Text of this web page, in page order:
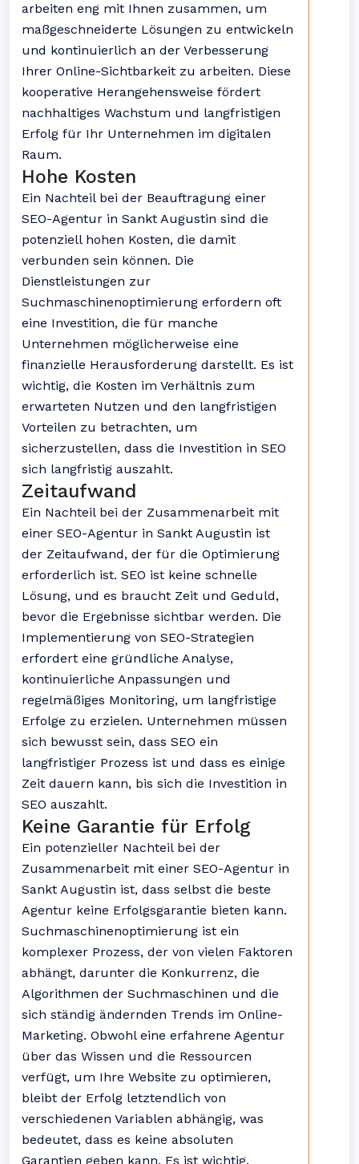
arbeiten eng mit Ihnen zusammen, um
maßgeschneiderte Lösungen zu entwickeln
und kontinuierlich an der Verbesserung
Ihrer Online-Sichtbarkeit zu arbeiten. Diese
kooperative Herangehensweise fördert
nachhaltiges Wachstum und langfristigen
Erfolg für Ihr Unternehmen im digitalen
Raum.
Hohe Kosten
Ein Nachteil bei der Beauftragung einer
SEO-Agentur in Sankt Augustin sind die
potenziell hohen Kosten, die damit
verbunden sein können. Die
Dienstleistungen zur
Suchmaschinenoptimierung erfordern oft
eine Investition, die für manche
Unternehmen möglicherweise eine
finanzielle Herausforderung darstellt. Es ist
wichtig, die Kosten im Verhältnis zum
erwarteten Nutzen und den langfristigen
Vorteilen zu betrachten, um
sicherzustellen, dass die Investition in SEO
sich langfristig auszahlt.
Zeitaufwand
Ein Nachteil bei der Zusammenarbeit mit
einer SEO-Agentur in Sankt Augustin ist
der Zeitaufwand, der für die Optimierung
erforderlich ist. SEO ist keine schnelle
Lösung, und es braucht Zeit und Geduld,
bevor die Ergebnisse sichtbar werden. Die
Implementierung von SEO-Strategien
erfordert eine gründliche Analyse,
kontinuierliche Anpassungen und
regelmäßiges Monitoring, um langfristige
Erfolge zu erzielen. Unternehmen müssen
sich bewusst sein, dass SEO ein
langfristiger Prozess ist und dass es einige
Zeit dauern kann, bis sich die Investition in
SEO auszahlt.
Keine Garantie für Erfolg
Ein potenzieller Nachteil bei der
Zusammenarbeit mit einer SEO-Agentur in
Sankt Augustin ist, dass selbst die beste
Agentur keine Erfolgsgarantie bieten kann.
Suchmaschinenoptimierung ist ein
komplexer Prozess, der von vielen Faktoren
abhängt, darunter die Konkurrenz, die
Algorithmen der Suchmaschinen und die
sich ständig ändernden Trends im Online-
Marketing. Obwohl eine erfahrene Agentur
über das Wissen und die Ressourcen
verfügt, um Ihre Website zu optimieren,
bleibt der Erfolg letztendlich von
verschiedenen Variablen abhängig, was
bedeutet, dass es keine absoluten
Garantien geben kann. Es ist wichtig,